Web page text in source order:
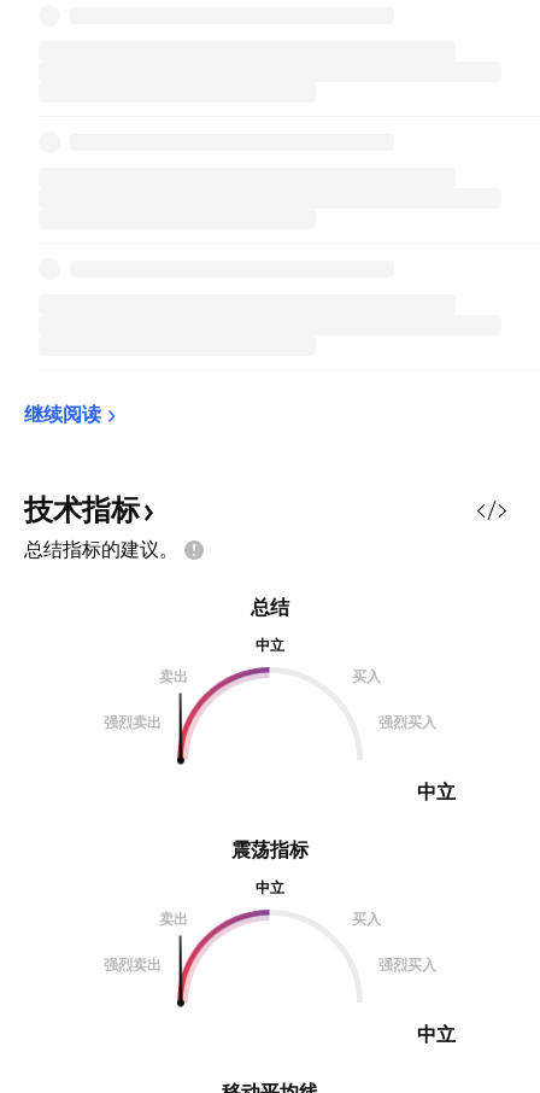
继续阅读
技术指标
总结指标的建议。
震荡指标
中立
卖出
买入
强烈卖出 强烈买入
中立
总结
中立
卖出
买入
强烈卖出 强烈买入
中立